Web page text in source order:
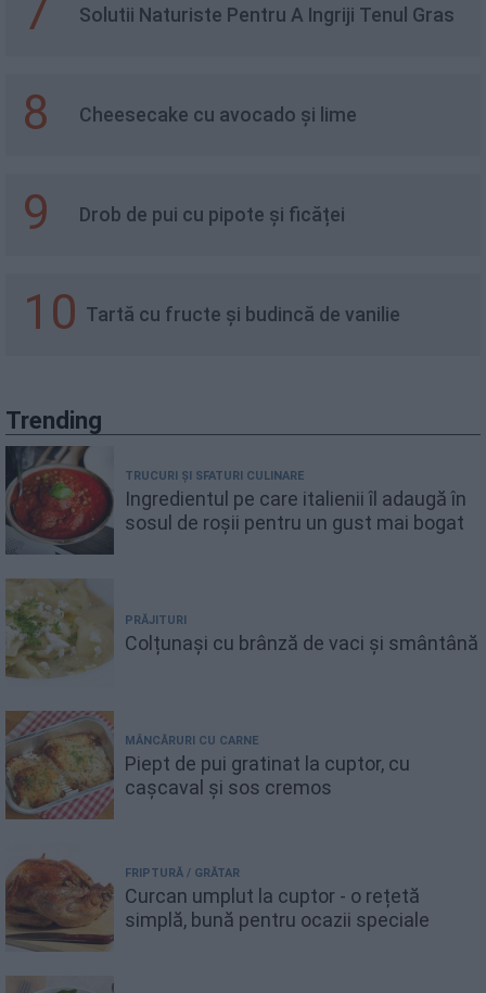
7 Solutii Naturiste Pentru A Ingriji Tenul Gras
8 Cheesecake cu avocado și lime
9 Drob de pui cu pipote și ficăței
10 Tartă cu fructe și budincă de vanilie
Trending
TRUCURI ȘI SFATURI CULINARE
Ingredientul pe care italienii îl adaugă în
sosul de roșii pentru un gust mai bogat
PRĂJITURI
Colțunași cu brânză de vaci și smântână
MÂNCĂRURI CU CARNE
Piept de pui gratinat la cuptor, cu
cașcaval și sos cremos
FRIPTURĂ / GRĂTAR
Curcan umplut la cuptor - o rețetă
simplă, bună pentru ocazii speciale